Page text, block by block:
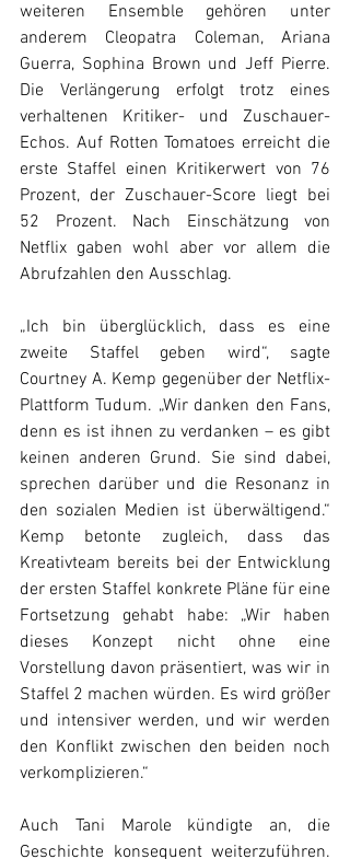
weiteren Ensemble gehören unter
anderem Cleopatra Coleman, Ariana
Guerra, Sophina Brown und Jeff Pierre.
Die Verlängerung erfolgt trotz eines
verhaltenen Kritiker- und Zuschauer-
Echos. Auf Rotten Tomatoes erreicht die
erste Staffel einen Kritikerwert von 76
Prozent, der Zuschauer-Score liegt bei
52 Prozent. Nach Einschätzung von
Netflix gaben wohl aber vor allem die
Abrufzahlen den Ausschlag.
„Ich bin überglücklich, dass es eine
zweite Staffel geben wird“, sagte
Courtney A. Kemp gegenüber der Netflix-
Plattform Tudum. „Wir danken den Fans,
denn es ist ihnen zu verdanken – es gibt
keinen anderen Grund. Sie sind dabei,
sprechen darüber und die Resonanz in
den sozialen Medien ist überwältigend.“
Kemp betonte zugleich, dass das
Kreativteam bereits bei der Entwicklung
der ersten Staffel konkrete Pläne für eine
Fortsetzung gehabt habe: „Wir haben
dieses Konzept nicht ohne eine
Vorstellung davon präsentiert, was wir in
Staffel 2 machen würden. Es wird größer
und intensiver werden, und wir werden
den Konflikt zwischen den beiden noch
verkomplizieren.“
Auch Tani Marole kündigte an, die
Geschichte konsequent weiterzuführen.